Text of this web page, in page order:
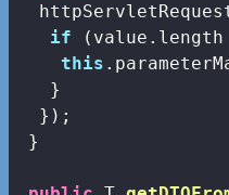
if (value.length
this
   }
  });
}